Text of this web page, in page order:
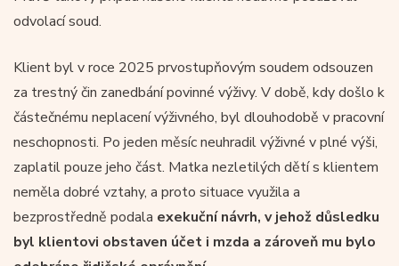
odvolací soud.
Klient byl v roce 2025 prvostupňovým soudem odsouzen
za trestný čin zanedbání povinné výživy. V době, kdy došlo k
částečnému neplacení výživného, byl dlouhodobě v pracovní
neschopnosti. Po jeden měsíc neuhradil výživné v plné výši,
zaplatil pouze jeho část. Matka nezletilých dětí s klientem
neměla dobré vztahy, a proto situace využila a
bezprostředně podala exekuční návrh, v jehož důsledku
byl klientovi obstaven účet i mzda a zároveň mu bylo